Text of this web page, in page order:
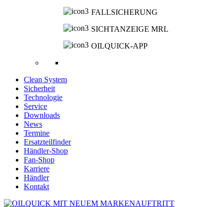
FALLSICHERUNG
SICHTANZEIGE MRL
OILQUICK-APP
Clean System
Sicherheit
Technologie
Service
Downloads
News
Termine
Ersatzteilfinder
Händler-Shop
Fan-Shop
Karriere
Händler
Kontakt